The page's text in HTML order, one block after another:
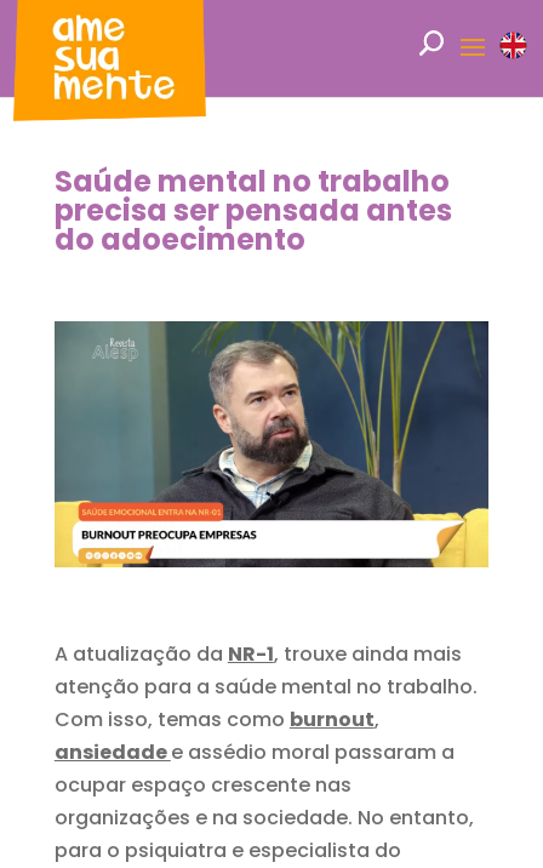
Saúde mental no trabalho
precisa ser pensada antes
do adoecimento
A atualização da NR-1, trouxe ainda mais
atenção para a saúde mental no trabalho.
Com isso, temas como burnout,
ansiedadee assédio moral passaram a
ocupar espaço crescente nas
organizações e na sociedade. No entanto,
para o psiquiatra e especialista do